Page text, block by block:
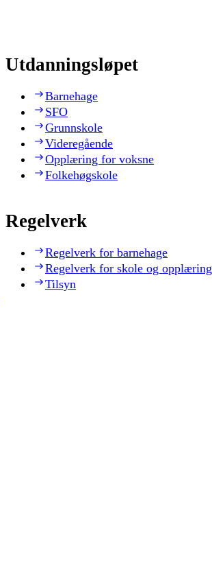
Utdanningsløpet
Barnehage
SFO
Grunnskole
Videregående
Opplæring for voksne
Folkehøgskole
Regelverk
Regelverk for barnehage
Regelverk for skole og opplæring
Tilsyn